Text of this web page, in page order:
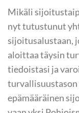
Mikäli
nyt tutustunut
sijoitusalustaan,
aloittaa täysin
tiedoistasi ja
turvallisuustason
epämääräinen